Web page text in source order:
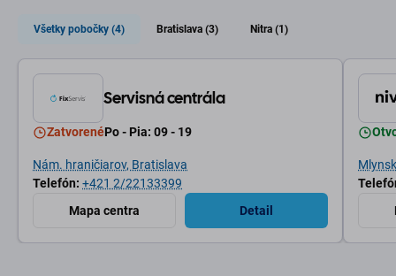
Všetky pobočky (4) Bratislava (3) Nitra (1)
Servisná centrála
Telefón: +421 2/22133399
ZatvorenéPo - Pia: 09 - 19
Nám. hraničiarov, Bratislava
Mapa centra Detail